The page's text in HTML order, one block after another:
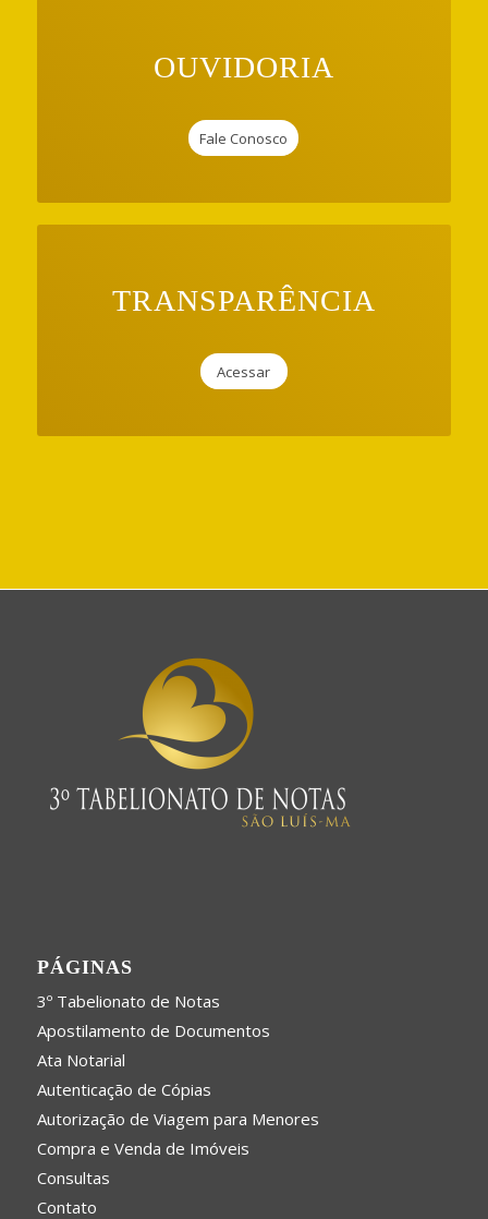
OUVIDORIA
Fale Conosco
TRANSPARÊNCIA
Acessar
PÁGINAS
3º Tabelionato de Notas
Apostilamento de Documentos
Ata Notarial
Autenticação de Cópias
Autorização de Viagem para Menores
Compra e Venda de Imóveis
Consultas
Contato